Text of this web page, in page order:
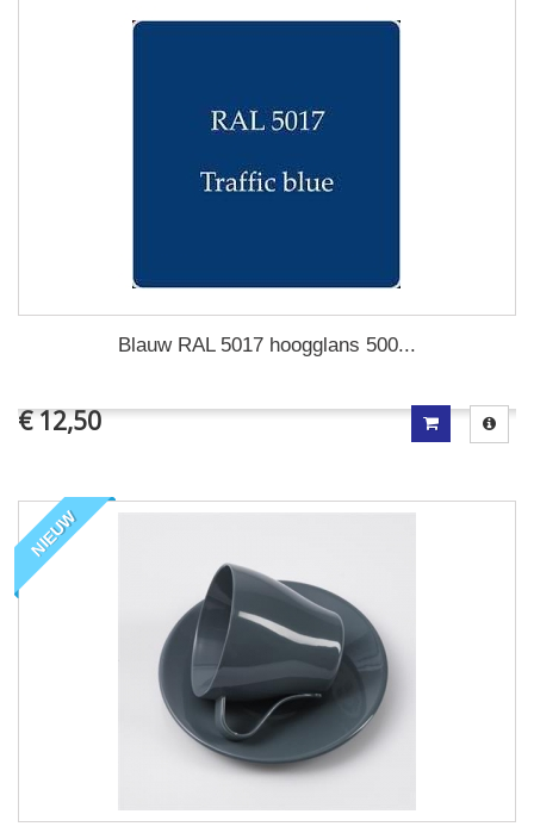
Blauw RAL 5017 hoogglans 500...
€ 12,50
NIEUW